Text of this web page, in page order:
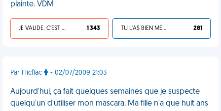
plainte. VDM
JE VALIDE, C'EST UNE VDM 1 343 TU L'AS BIEN MÉRITÉ 281
Par Flicflac - 02/07/2009 21:03
Aujourd'hui, ça fait quelques semaines que je suspecte
quelqu'un d'utiliser mon mascara. Ma fille n'a que huit ans